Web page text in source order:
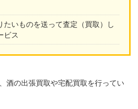
たいものを送って査定（買取）し
ビス
酒の出張買取や宅配買取を行ってい